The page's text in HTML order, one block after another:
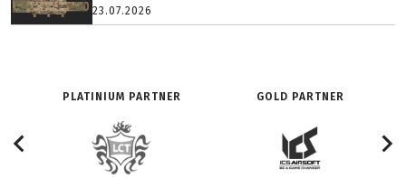
23.07.2026
PLATINIUM PARTNER GOLD PARTNER